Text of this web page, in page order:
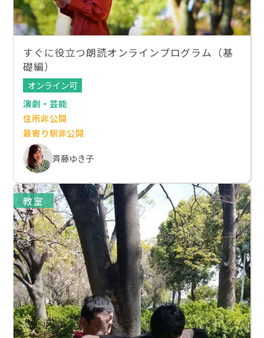
すぐに役立つ朗読オンラインプログラム（基
礎編）
オンライン可
演劇・芸能
住所非公開
最寄り駅非公開
斉藤ゆき子
教室